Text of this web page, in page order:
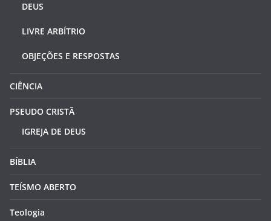
DEUS
LIVRE ARBÍTRIO
OBJEÇÕES E RESPOSTAS
CIÊNCIA
PSEUDO CRISTÃ
IGREJA DE DEUS
BÍBLIA
TEÍSMO ABERTO
Teologia